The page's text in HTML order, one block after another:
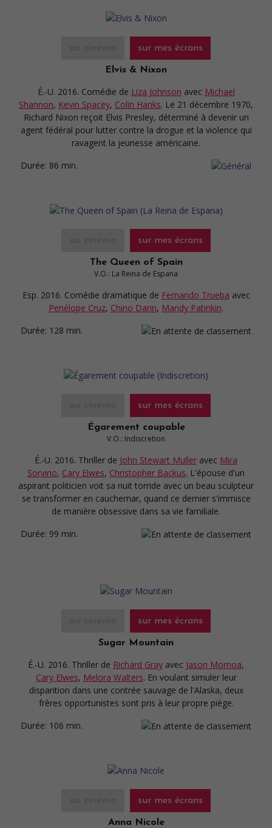
sur mes écrans
Elvis & Nixon
É.-U. 2016. Comédie de Liza Johnson avec Michael
Shannon, Kevin Spacey, Colin Hanks. Le 21 décembre 1970,
Richard Nixon reçoit Elvis Presley, déterminé à devenir un
agent fédéral pour lutter contre la drogue et la violence qui
ravagent la jeunesse américaine.
Durée: 86 min.
sur mes écrans
The Queen of Spain
V.O.: La Reina de Espana
Esp. 2016. Comédie dramatique de Fernando Trueba avec
Penélope Cruz, Chino Darin, Mandy Patinkin.
Durée: 128 min.
sur mes écrans
Égarement coupable
V.O.: Indiscretion
É.-U. 2016. Thriller de John Stewart Muller avec Mira
Sorvino, Cary Elwes, Christopher Backus. L'épouse d'un
aspirant politicien voit sa nuit torride avec un beau sculpteur
se transformer en cauchemar, quand ce dernier s'immisce
de manière obsessive dans sa vie familiale.
Durée: 99 min.
sur mes écrans
Sugar Mountain
É.-U. 2016. Thriller de Richard Gray avec Jason Momoa,
Cary Elwes, Melora Walters. En voulant simuler leur
disparition dans une contrée sauvage de l'Alaska, deux
frères opportunistes sont pris à leur propre piège.
Durée: 106 min.
sur mes écrans
Anna Nicole